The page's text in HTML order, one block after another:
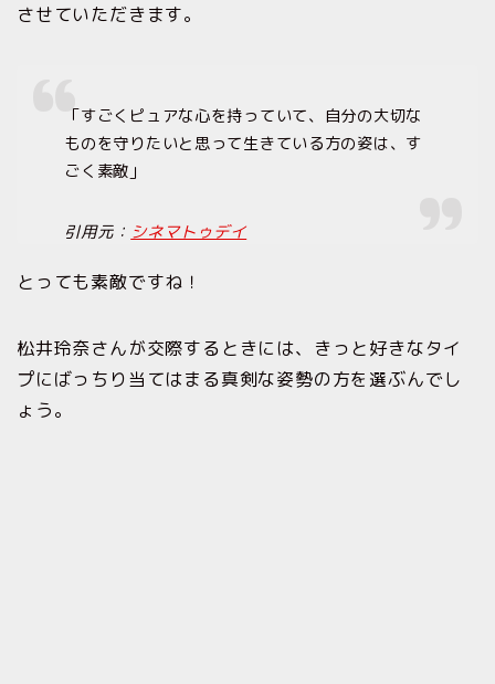
させていただきます。
「すごくピュアな心を持っていて、自分の大切な
ものを守りたいと思って生きている方の姿は、す
ごく素敵」
引用元： シネマトゥデイ
とっても素敵ですね！
松井玲奈さんが交際するときには、きっと好きなタイ
プにばっちり当てはまる真剣な姿勢の方を選ぶんでし
ょう。